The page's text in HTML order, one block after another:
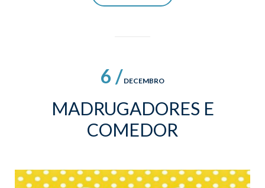
6 / DECEMBRO
MADRUGADORES E
COMEDOR